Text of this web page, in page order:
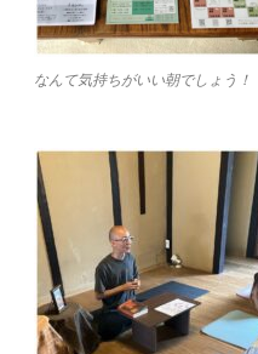
なんて気持ちがいい朝でしょう！